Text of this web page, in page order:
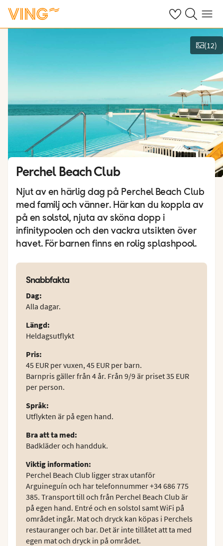
Se dinaSök på ving.se
Meny
Se bilder
(12)
Perchel Beach Club
Njut av en härlig dag på Perchel Beach Club
med familj och vänner. Här kan du koppla av
på en solstol, njuta av sköna dopp i
infinitypoolen och den vackra utsikten över
havet. För barnen finns en rolig splashpool.
Snabbfakta
Dag:
Alla dagar.
Längd:
Heldagsutflykt
Pris:
45 EUR per vuxen, 45 EUR per barn.
Barnpris gäller från 4 år. Från 9/9 är priset 35 EUR
per person.
Språk:
Utflykten är på egen hand.
Bra att ta med:
Badkläder och handduk.
Viktig information:
Perchel Beach Club ligger strax utanför
Arguineguín och har telefonnummer +34 686 775
385. Transport till och från Perchel Beach Club är
på egen hand. Entré och en solstol samt WiFi på
området ingår. Mat och dryck kan köpas i Perchels
restauranger och bar. Det är inte tillåtet att ta med
egen mat och dryck in på området.